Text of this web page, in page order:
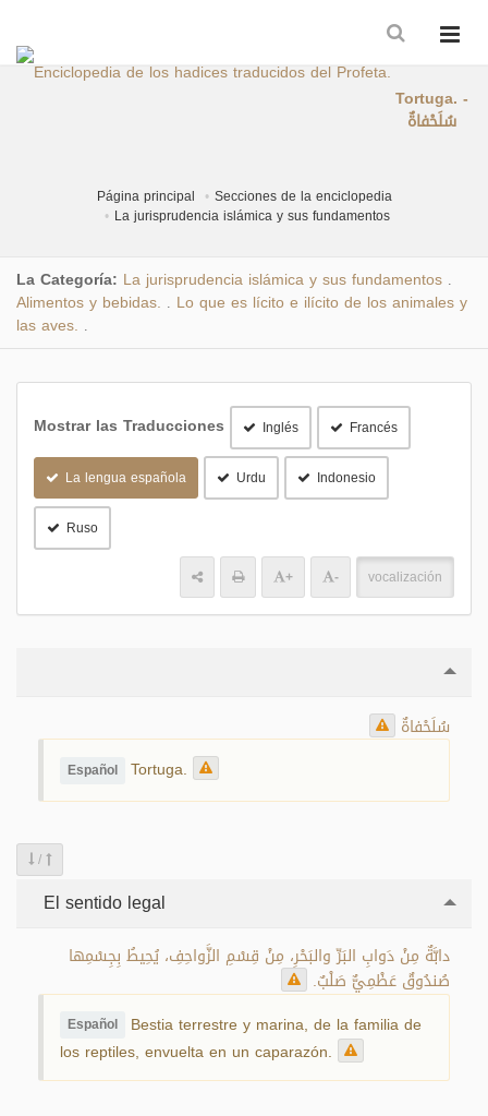
Tortuga. -
سُلَحْفاةٌ
Página principal
Secciones de la enciclopedia
La jurisprudencia islámica y sus fundamentos
La Categoría: La jurisprudencia islámica y sus fundamentos
Alimentos y bebidas. Lo que es lícito e ilícito de los animales y
las aves.
Mostrar las Traducciones Inglés Francés
La lengua española Urdu Indonesio
Ruso
+ - vocalización
سُلَحْفاةٌ
Español Tortuga.
/
El sentido legal
دابَّةٌ مِنْ دَوابِ البَرِّ والبَحْرِ، مِنْ قِسْمِ الزَّواحِفِ، يُحِيطُ بِجِسْمِها
صُندُوقٌ عَظْمِيٌّ صَلْبٌ.
Español Bestia terrestre y marina, de la familia de
los reptiles, envuelta en un caparazón.